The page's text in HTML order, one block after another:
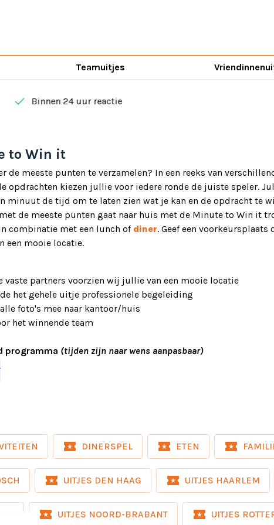
Teamuitjes
done Binnen 24 uur reactie
to Win it
de meeste punten te verzamelen? In een reeks van
opdrachten kiezen jullie voor iedere ronde de juiste speler.
minuut de tijd om te laten zien wat je kan en de opdracht te
de meeste punten gaat naar huis met de Minute to Win it
combinatie met een lunch of diner. Geef een voorkeursplaats
een mooie locatie.
vaste partners voorzien wij jullie van een mooie locatie
het gehele uitje professionele begeleiding
foto's mee naar kantoor/huis
het winnende team
programma (tijden zijn naar wens aanpasbaar)
Ontvangst met uitleg programma
Finaleronde Minute to Win it
Tijd voor het nagerecht met prijsuitreiking 🏆
de activiteit + 3 gangen diner
- Prijs per persoon
78,00 – 76,00 p.p. excl. BTW
personen: 74,00 – 72,00 p.p. excl. BTW
local_activity DINERSPEL local_activity ETEN local_activity
local_activity UITJES DEN HAAG local_activity UITJES HAARLEM
local_activity UITJES NOORD-BRABANT local_activity UITJES